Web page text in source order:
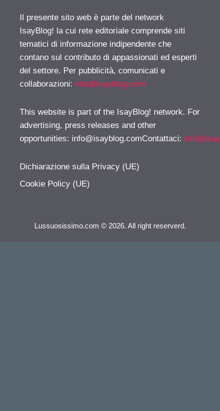
Il presente sito web è parte del network
IsayBlog! la cui rete editoriale comprende siti
tematici di informazione indipendente che
contano sul contributo di appassionati ed esperti
del settore. Per pubblicità, comunicati e
collaborazioni: info@isayblog.com
This website is part of the IsayBlog! network. For
advertising, press releases and other
opportunities: info@isayblog.comContattaci:
Dichiarazione sulla Privacy (UE)
Cookie Policy (UE)
Lussuosissimo.com © 2026. All right reserverd.